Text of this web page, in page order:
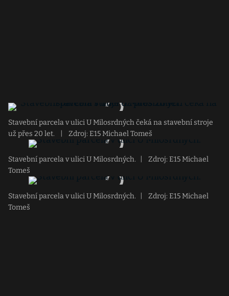
Stavební parcela v ulici U Milosrdných čeká na stavební stroje
už přes 20 let.
Zdroj: E15 Michael Tomeš
Stavební parcela v ulici U Milosrdných.
Zdroj: E15 Michael
Tomeš
Stavební parcela v ulici U Milosrdných.
Zdroj: E15 Michael
Tomeš